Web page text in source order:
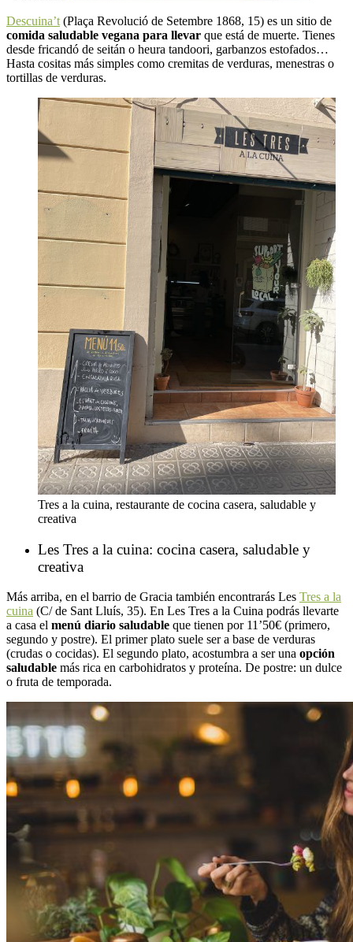
Descuina’t (Plaça Revolució de Setembre 1868, 15) es un sitio de
comida saludable vegana para llevar que está de muerte. Tienes
desde fricandó de seitán o heura tandoori, garbanzos estofados…
Hasta cositas más simples como cremitas de verduras, menestras o
tortillas de verduras.
Tres a la cuina, restaurante de cocina casera, saludable y
creativa
Les Tres a la cuina: cocina casera, saludable y
creativa
Más arriba, en el barrio de Gracia también encontrarás Les Tres a la
cuina (C/ de Sant Lluís, 35). En Les Tres a la Cuina podrás llevarte
a casa el menú diario saludable que tienen por 11’50€ (primero,
segundo y postre). El primer plato suele ser a base de verduras
(crudas o cocidas). El segundo plato, acostumbra a ser una opción
saludable más rica en carbohidratos y proteína. De postre: un dulce
o fruta de temporada.